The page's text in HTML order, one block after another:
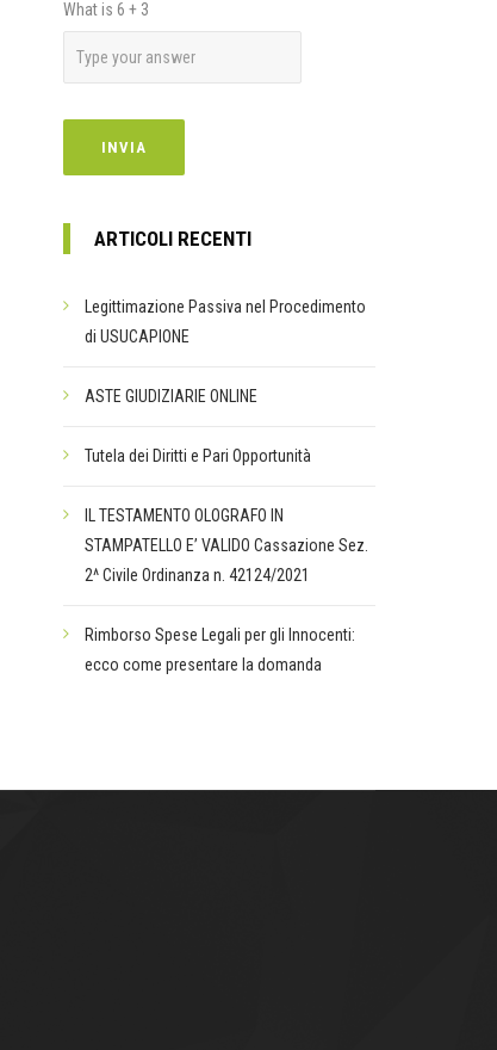
What is 6 +3
ARTICOLI RECENTI
Legittimazione Passiva nel Procedimento
di USUCAPIONE
ASTE GIUDIZIARIE ONLINE
Tutela dei Diritti e Pari Opportunità
IL TESTAMENTO OLOGRAFO IN
STAMPATELLO E’ VALIDO Cassazione Sez.
2^ Civile Ordinanza n. 42124/2021
Rimborso Spese Legali per gli Innocenti:
ecco come presentare la domanda